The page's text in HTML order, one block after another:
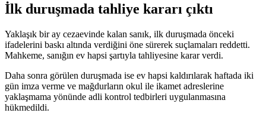
İlk duruşmada tahliye kararı çıktı
Yaklaşık bir ay cezaevinde kalan sanık, ilk duruşmada önceki
ifadelerini baskı altında verdiğini öne sürerek suçlamaları reddetti.
Mahkeme, sanığın ev hapsi şartıyla tahliyesine karar verdi.
Daha sonra görülen duruşmada ise ev hapsi kaldırılarak haftada iki
gün imza verme ve mağdurların okul ile ikamet adreslerine
yaklaşmama yönünde adli kontrol tedbirleri uygulanmasına
hükmedildi.